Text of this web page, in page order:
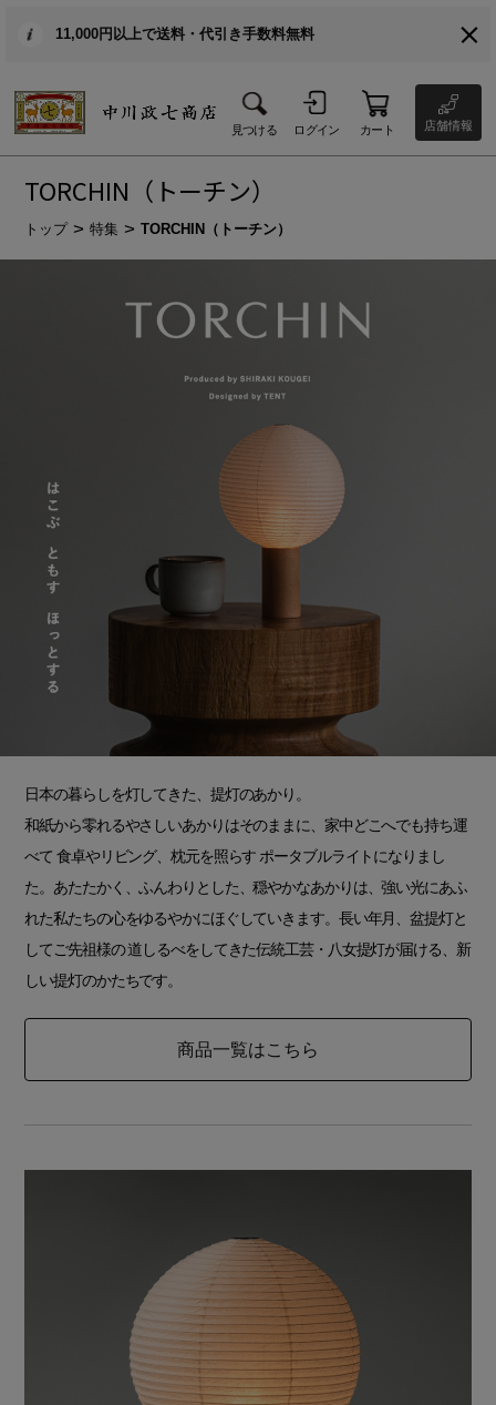
11,000円以上で送料・代引き手数料無料
見つける ログイン カート 店舗情報
TORCHIN（トーチン）
トップ 特集 TORCHIN（トーチン）
日本の暮らしを灯してきた、提灯のあかり。
和紙から零れるやさしいあかりはそのままに、家中どこへでも持ち運
べて 食卓やリビング、枕元を照らす ポータブルライトになりまし
た。あたたかく、ふんわりとした、穏やかなあかりは、強い光にあふ
れた私たちの心をゆるやかにほぐしていきます。長い年月、盆提灯と
してご先祖様の 道しるべをしてきた伝統工芸・八女提灯が届ける、新
しい提灯のかたちです。
商品一覧はこちら